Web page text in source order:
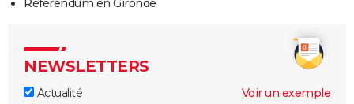
Référendum en Gironde
NEWSLETTERS
Actualité
Voir un exemple